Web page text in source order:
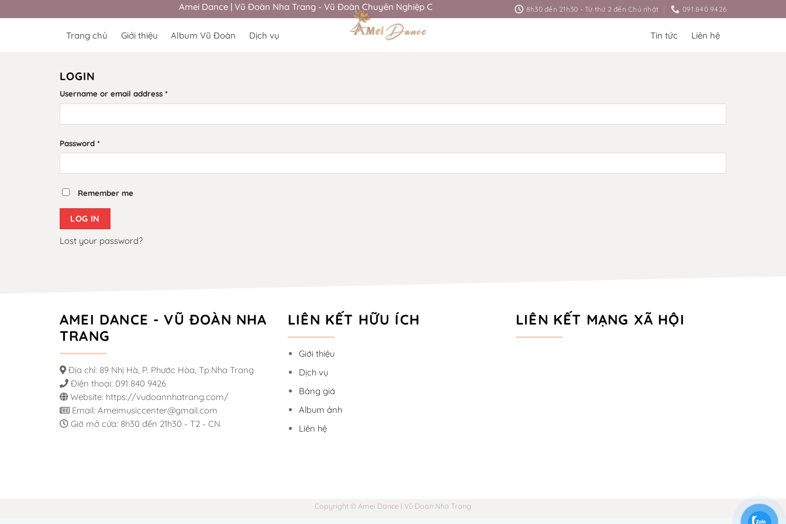
to
Amei Dance | Vũ Đoàn Nha Trang - Vũ Đoàn Chuyên Nghiệp Cho Sự Kiện 8h30 đến 21h30 - Từ thứ 2 đến Chủ nhật 091 840 9426
Trang chủ Giới thiệu Album Vũ Đoàn Dịch vụ Tin tức Liên hệ
LOGIN
Username or email address *
Password *
Remember me
LOG IN
Lost your password?
AMEI DANCE - VŨ ĐOÀN NHA
TRANG
Địa chỉ: 89 Nhị Hà, P. Phước Hòa, Tp.Nha Trang
Điện thoại: 091 840 9426
Website: https://vudoannhatrang.com/
Email: Ameimusiccenter@gmail.com
Giờ mở cửa: 8h30 đến 21h30 - T2 - CN
LIÊN KẾT HỮU ÍCH
Giới thiệu
Dịch vụ
Bảng giá
Album ảnh
Liên hệ
LIÊN KẾT MẠNG XÃ HỘI
Copyright © Amei Dance | Vũ Đoàn Nha Trang